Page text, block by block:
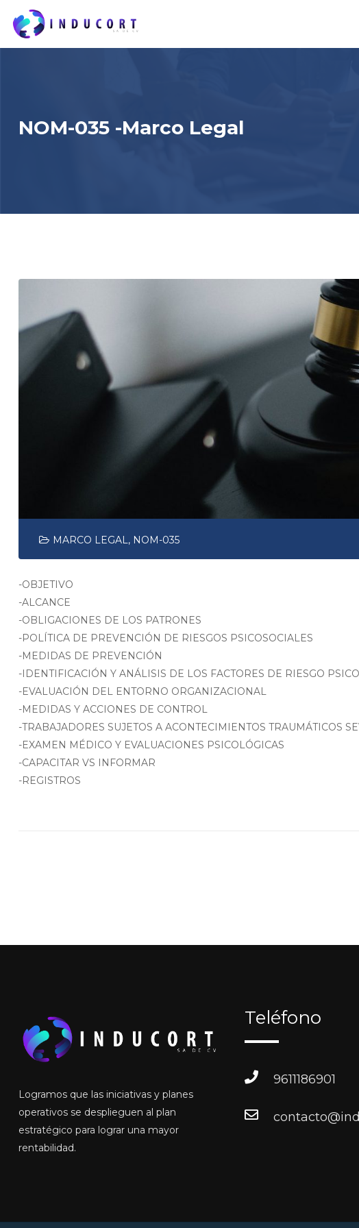
NOM-035 -marco Legal
MARCO LEGAL, NOM-035
-OBJETIVO
-ALCANCE
-OBLIGACIONES DE LOS PATRONES
-POLÍTICA DE PREVENCIÓN DE RIESGOS PSICOSOCIALES
-MEDIDAS DE PREVENCIÓN
-IDENTIFICACIÓN Y ANÁLISIS DE LOS FACTORES DE RIESGO
-EVALUACIÓN DEL ENTORNO ORGANIZACIONAL
-MEDIDAS Y ACCIONES DE CONTROL
-TRABAJADORES SUJETOS A ACONTECIMIENTOS TRAUMÁTICOS
-EXAMEN MÉDICO Y EVALUACIONES PSICOLÓGICAS
-CAPACITAR VS INFORMAR
-REGISTROS
Logramos que las iniciativas y planes
operativos se desplieguen al plan
estratégico para lograr una mayor
rentabilidad.
Teléfono
9611186901